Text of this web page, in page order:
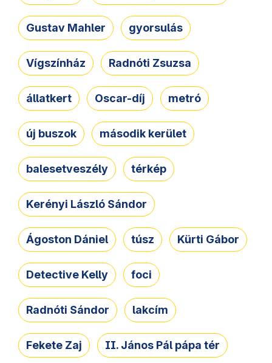
Gustav Mahler gyorsulás
Vígszínház Radnóti Zsuzsa
állatkert Oscar-díj metró
új buszok második kerület
balesetveszély térkép
Kerényi László Sándor
Ágoston Dániel túsz Kürti Gábor
Detective Kelly foci
Radnóti Sándor lakcím
Fekete Zaj II. János Pál pápa tér